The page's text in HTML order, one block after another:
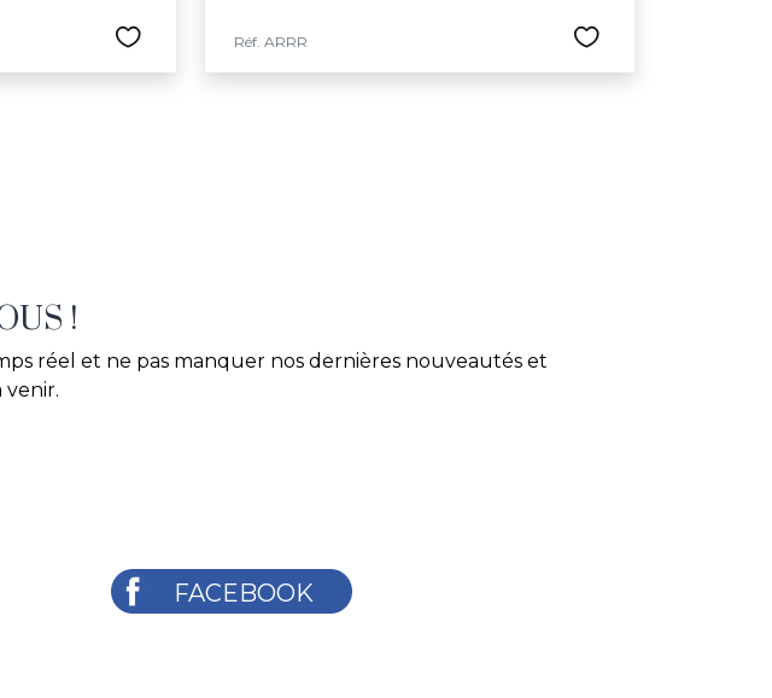
Réf. ARRR
!
réel et ne pas manquer nos dernières nouveautés et
venir.
FACEBOOK